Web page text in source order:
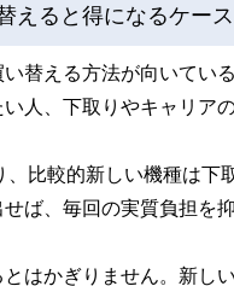
えると得になるケース
替える方法が向いてい
人、下取りやキャリア
比較的新しい機種は
ば、毎回の実質負担を
はかぎりません。新し